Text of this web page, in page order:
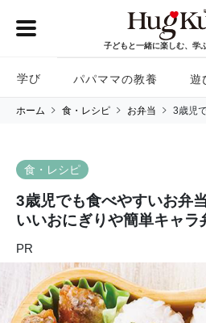
子どもと一緒に楽しむ、学
学び パパママの教養 遊
ホーム 食・レシピ お弁当 3歳児
食・レシピ
3歳児でも食べやすいお弁
いいおにぎりや簡単キャラ
PR